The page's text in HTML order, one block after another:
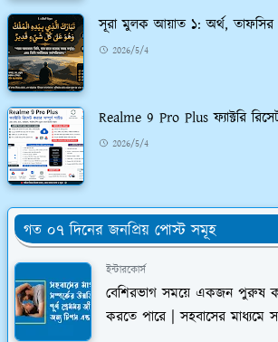
সূরা মুলক আয়াত ১: অর্থ, তাফসির
2026/5/4
Realme 9 Pro Plus ফ্যাক্টরি
2026/5/4
গত ০৭ দিনের জনপ্রিয় পোস্ট সমূহ
ইন্টারকোর্স
বেশিরভাগ সময়ে একজন পুরুষ
করতে পারে | সহবাসের মাধ্যমে